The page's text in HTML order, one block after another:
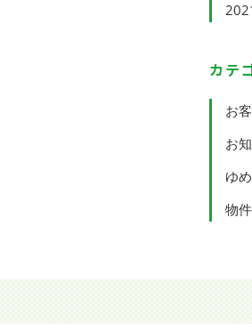
カテ
お
お
ゆ
物